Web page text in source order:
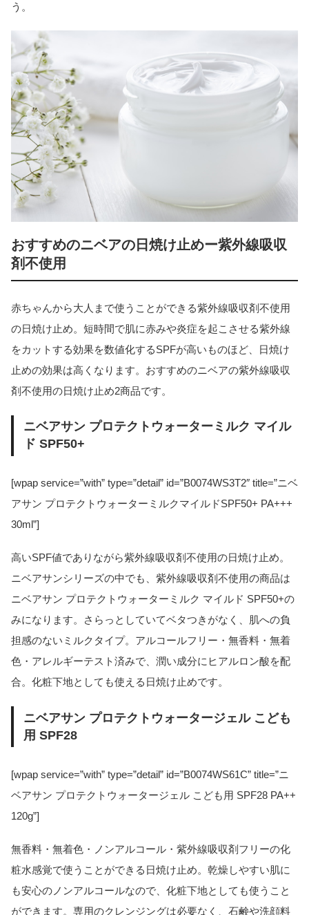
う。
おすすめのニベアの日焼け止めー紫外線吸収
剤不使用
赤ちゃんから大人まで使うことができる紫外線吸収剤不使用
の日焼け止め。短時間で肌に赤みや炎症を起こさせる紫外線
をカットする効果を数値化するSPFが高いものほど、日焼け
止めの効果は高くなります。おすすめのニベアの紫外線吸収
剤不使用の日焼け止め2商品です。
ニベアサン プロテクトウォーターミルク マイル
ド SPF50+
[wpap service=”with” type=”detail” id=”B0074WS3T2″ title=”ニベ
アサン プロテクトウォーターミルクマイルドSPF50+ PA+++
30ml”]
高いSPF値でありながら紫外線吸収剤不使用の日焼け止め。
ニベアサンシリーズの中でも、紫外線吸収剤不使用の商品は
ニベアサン プロテクトウォーターミルク マイルド SPF50+の
みになります。さらっとしていてベタつきがなく、肌への負
担感のないミルクタイプ。アルコールフリー・無香料・無着
色・アレルギーテスト済みで、潤い成分にヒアルロン酸を配
合。化粧下地としても使える日焼け止めです。
ニベアサン プロテクトウォータージェル こども
用 SPF28
[wpap service=”with” type=”detail” id=”B0074WS61C” title=”ニ
ベアサン プロテクトウォータージェル こども用 SPF28 PA++
120g”]
無香料・無着色・ノンアルコール・紫外線吸収剤フリーの化
粧水感覚で使うことができる日焼け止め。乾燥しやすい肌に
も安心のノンアルコールなので、化粧下地としても使うこと
ができます。専用のクレンジングは必要なく、石鹸や洗顔料